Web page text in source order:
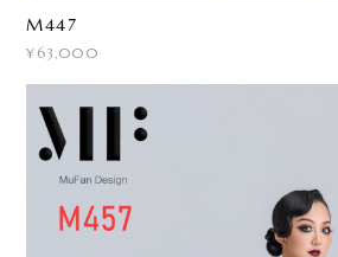
M447
¥63,000